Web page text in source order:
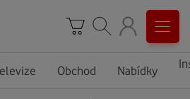
Obchod Nabídky